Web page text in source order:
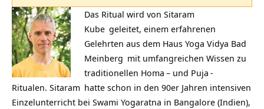
Das Ritual wird von Sitaram
Kube geleitet, einem erfahrenen
Gelehrten aus dem Haus Yoga Vidya Bad
Meinberg mit umfangreichen Wissen zu
traditionellen Homa – und Puja -
Ritualen. Sitaram hatte schon in den 90er Jahren intensiven
Einzelunterricht bei Swami Yogaratna in Bangalore (Indien),